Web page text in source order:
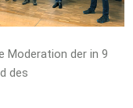
Moderation der in 9
des